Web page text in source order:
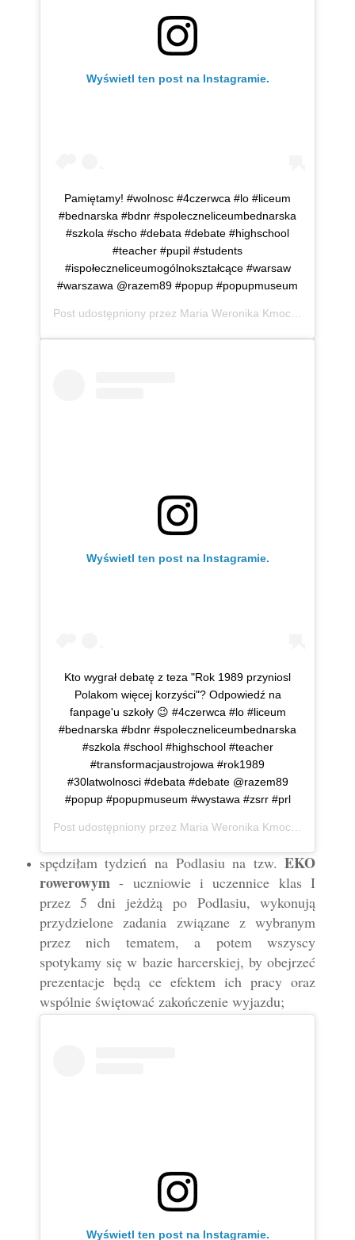
Wyświetl ten post na Instagramie.
Pamiętamy! #wolnosc #4czerwca #lo #liceum
#bednarska #bdnr #spoleczneliceumbednarska
#szkola #scho #debata #debate #highschool
#teacher #pupil #students
#ispołeczneliceumogólnokształcące #warsaw
#warszawa @razem89 #popup #popupmuseum
Post udostępniony przez Maria Weronika Kmoch
Wyświetl ten post na Instagramie.
Kto wygrał debatę z teza "Rok 1989 przyniosl
Polakom więcej korzyści"? Odpowiedź na
fanpage'u szkoły 😉 #4czerwca #lo #liceum
#bednarska #bdnr #spoleczneliceumbednarska
#szkola #school #highschool #teacher
#transformacjaustrojowa #rok1989
#30latwolnosci #debata #debate @razem89
#popup #popupmuseum #wystawa #zsrr #prl
Post udostępniony przez Maria Weronika Kmoch
spędziłam tydzień na Podlasiu na tzw.EKO
rowerowym- uczniowie i uczennice klas I
przez 5 dni jeżdżą po Podlasiu, wykonują
przydzielone zadania związane z wybranym
przez nich tematem, a potem wszyscy
spotykamy się w bazie harcerskiej, by obejrzeć
prezentacje będą ce efektem ich pracy oraz
wspólnie świętować zakończenie wyjazdu;
Wyświetl ten post na Instagramie.